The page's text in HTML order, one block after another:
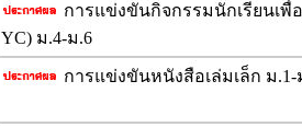
การแข่งขันกิจกรรมนักเรียนเพื่อ
YC) ม.4-ม.6
การแข่งขันหนังสือเล่มเล็ก ม.1-